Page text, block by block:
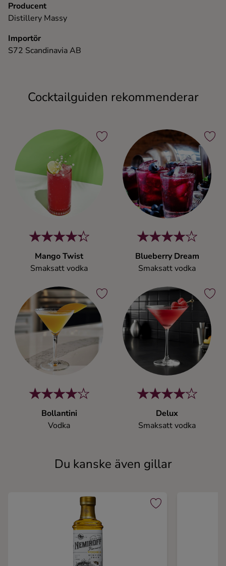
Producent
Distillery Massy
Importör
S72 Scandinavia AB
Cocktailguiden rekommenderar
Mango Twist
Smaksatt vodka
Blueberry Dream
Smaksatt vodka
Bollantini
Vodka
Delux
Smaksatt vodka
Du kanske även gillar